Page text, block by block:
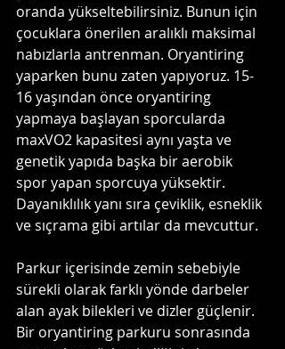
oranda yükseltebilirsiniz. Bunun için
çocuklara önerilen aralıklı maksimal
nabızlarla antrenman. Oryantiring
yaparken bunu zaten yapıyoruz. 15-
16 yaşından önce oryantiring
yapmaya başlayan sporcularda
maxVO2 kapasitesi aynı yaşta ve
genetik yapıda başka bir aerobik
spor yapan sporcuya yüksektir.
Dayanıklılık yanı sıra çeviklik, esneklik
ve sıçrama gibi artılar da mevcuttur.
Parkur içerisinde zemin sebebiyle
sürekli olarak farklı yönde darbeler
alan ayak bilekleri ve dizler güçlenir.
Bir oryantiring parkuru sonrasında